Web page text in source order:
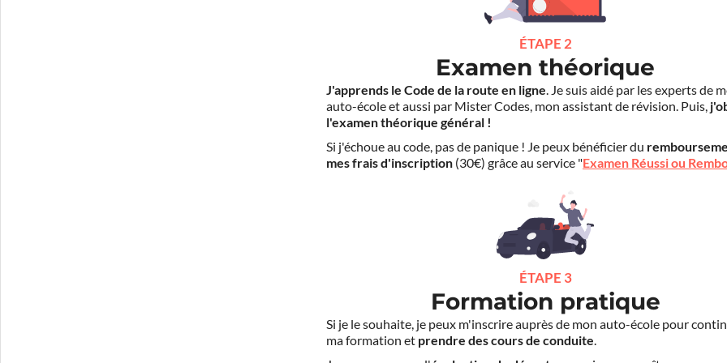
ÉTAPE 2
Examen théorique
J'apprends le Code de la route en ligne. Je suis aidé par les experts de
auto-école et aussi par Mister Codes, mon assistant de révision. Puis,
l'examen théorique général !
Si j'échoue au code, pas de panique ! Je peux bénéficier du
mes frais d'inscription (30€) grâce au service "Examen Réussi ou
ÉTAPE 3
Formation pratique
Si je le souhaite, je peux m'inscrire auprès de mon auto-école pour
ma formation et prendre des cours de conduite.